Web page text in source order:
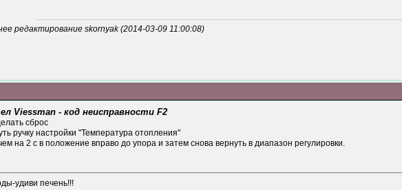
редактирование skornyak (2014-03-09 11:00:08)
Viessman - код неисправности F2
сброс
ручку настройки "Температура отопления"
на 2 с в положение вправо до упора и затем снова вернуть в диапазон регулировки.
удиви печень!!!